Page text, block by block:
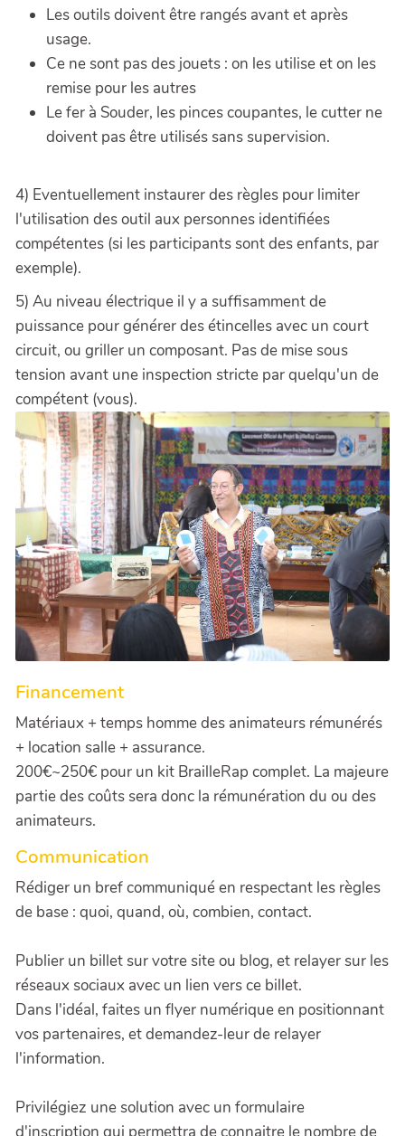
Les outils doivent être rangés avant et après
usage.
Ce ne sont pas des jouets : on les utilise et on les
remise pour les autres
Le fer à Souder, les pinces coupantes, le cutter ne
doivent pas être utilisés sans supervision.
4) Eventuellement instaurer des règles pour limiter
l'utilisation des outil aux personnes identifiées
compétentes (si les participants sont des enfants, par
exemple).
5) Au niveau électrique il y a suffisamment de
puissance pour générer des étincelles avec un court
circuit, ou griller un composant. Pas de mise sous
tension avant une inspection stricte par quelqu'un de
compétent (vous).
Financement
Matériaux + temps homme des animateurs rémunérés
+ location salle + assurance.
200€~250€ pour un kit BrailleRap complet. La majeure
partie des coûts sera donc la rémunération du ou des
animateurs.
Communication
Rédiger un bref communiqué en respectant les règles
de base : quoi, quand, où, combien, contact.
Publier un billet sur votre site ou blog, et relayer sur les
réseaux sociaux avec un lien vers ce billet.
Dans l'idéal, faites un flyer numérique en positionnant
vos partenaires, et demandez-leur de relayer
l'information.
Privilégiez une solution avec un formulaire
d'inscription qui permettra de connaitre le nombre de